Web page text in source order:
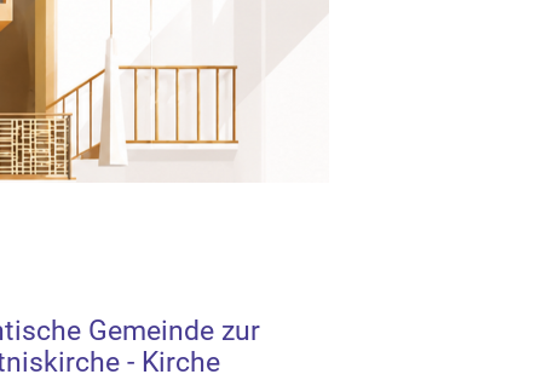
Gemeinde zur
- Kirche